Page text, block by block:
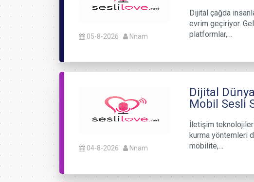
05-8-2026 Nnam
Dijital çağda
evrim geçiriyor.
platformlar,…
04-8-2026 Nnam
Dijital
Mobil Sesli
İletişim
kurma yöntemleri
mobilite,…